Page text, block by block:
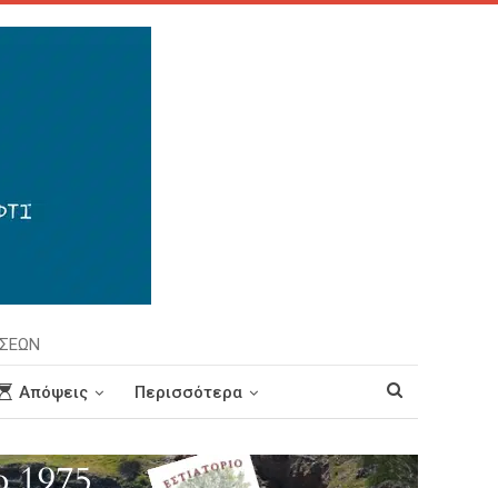
Απόψεις Περισσότερα